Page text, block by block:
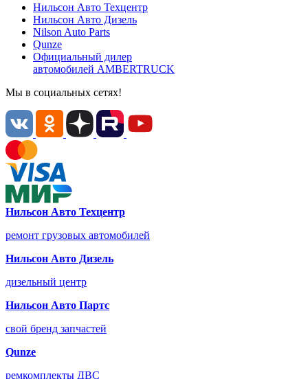
Нильсон Авто Техцентр
Нильсон Авто Дизель
Nilson Auto Parts
Qunze
Официальный дилер
автомобилей AMBERTRUCK
Мы в социальных сетях!
Нильсон Авто Техцентр
ремонт грузовых автомобилей
Нильсон Авто Дизель
дизельный центр
Нильсон Авто Партс
свой бренд запчастей
Qunze
ремкомплекты ДВС